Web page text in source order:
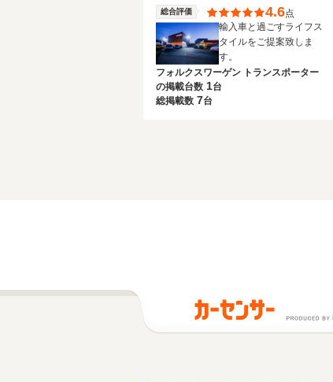
総合評価 4.6点
輸入車と過ごすライフス
タイルをご提案致しま
す。
フォルクスワーゲン トランスポーター
の掲載台数 1台
総掲載数 7台